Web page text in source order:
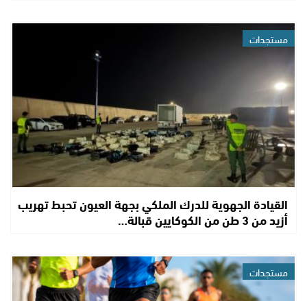
مستجدات
القيادة الجهوية للدرك الملكي بجهة العيون تحبط تهريب
أزيد من 3 طن من الكوكايين قبالة…
مستجدات